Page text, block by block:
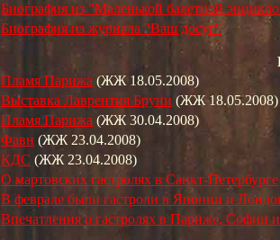
Биография из "Маленькой балетной
Биография из журнала "Ваш досуг"
Пламя Парижа (ЖЖ 18.05.2008)
Выставка Лаврентия Бруни (ЖЖ 18.05.2008)
Пламя Парижа (ЖЖ 30.04.2008)
Фавн (ЖЖ 23.04.2008)
КДС (ЖЖ 23.04.2008)
О мартовских гастролях в Санкт-Петербурге
В феврале были гастроли в Японии и
Впечатления о гастролях в Париже, Софии